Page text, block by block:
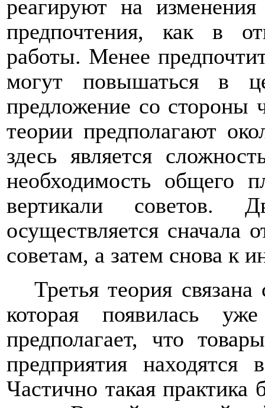
реагируют на
предпочтения, как в
работы. Менее
могут повышаться в
предложение со стороны
теории предполагают
здесь является
необходимость общего
вертикали советов.
осуществляется сначала
советам, а затем снова к
Третья теория связана
которая появилась
предполагает, что
предприятия находятся
Частично такая